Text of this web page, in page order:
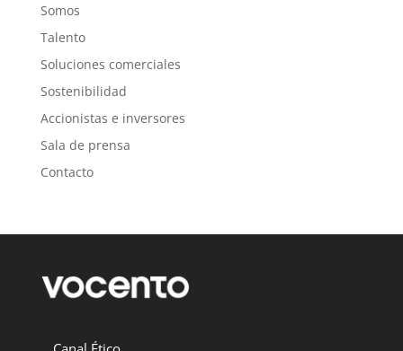
Somos
Talento
Soluciones comerciales
Sostenibilidad
Accionistas e inversores
Sala de prensa
Contacto